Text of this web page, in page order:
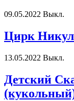
09.05.2022 Выкл.
Цирк
13.05.2022 Выкл.
Детский